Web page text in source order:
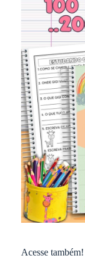
Acesse também!